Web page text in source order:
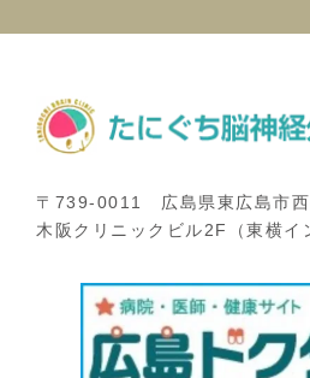
〒739-0011 広島県東広島市
木阪クリニックビル2F（東横イ